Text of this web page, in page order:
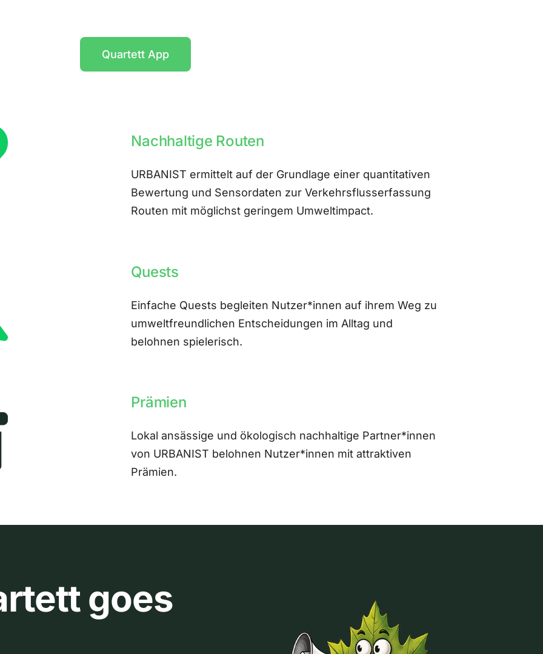
Quartett App
Nachhaltige Routen
URBANIST ermittelt auf der Grundlage einer quantitativen
Bewertung und Sensordaten zur Verkehrsflusserfassung
Routen mit möglichst geringem Umweltimpact.
Quests
Einfache Quests begleiten Nutzer*innen auf ihrem Weg zu
umweltfreundlichen Entscheidungen im Alltag und
belohnen spielerisch.
Prämien
Lokal ansässige und ökologisch nachhaltige Partner*innen
von URBANIST belohnen Nutzer*innen mit attraktiven
Prämien.
goes